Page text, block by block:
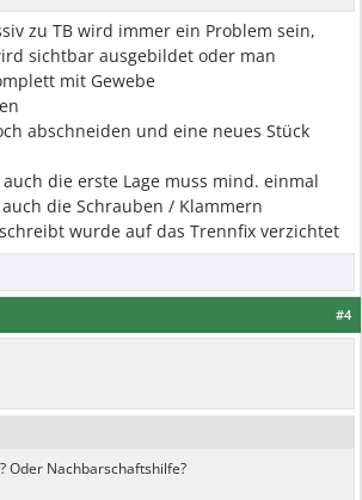
zu TB wird immer ein Problem sein,
sichtbar ausgebildet oder man
mit Gewebe
abschneiden und eine neues Stück
die erste Lage muss mind. einmal
die Schrauben / Klammern
wurde auf das Trennfix verzichtet
#4
Oder Nachbarschaftshilfe?